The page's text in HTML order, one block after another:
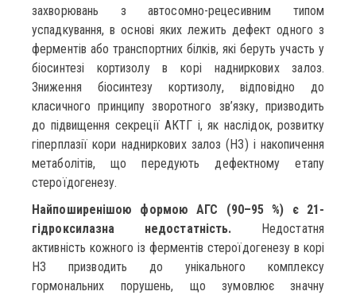
захворювань з автосомно-рецесивним типом
успадкування, в основі яких лежить дефект одного з
ферментів або транспортних білків, які беруть участь у
біосинтезі кортизолу в корі надниркових залоз.
Зниження біосинтезу кортизолу, відповідно до
класичного принципу зворотного зв’язку, призводить
до підвищення секреції АКТГ і, як наслідок, розвитку
гіперплазії кори надниркових залоз (НЗ) і накопичення
метаболітів, що передують дефектному етапу
стероїдогенезу.
Найпоширенішою формою АГС (90–95 %) є 21-
гідроксилазна недостатність. Недостатня
активність кожного із ферментів стероїдогенезу в корі
НЗ призводить до унікального комплексу
гормональних порушень, що зумовлює значну